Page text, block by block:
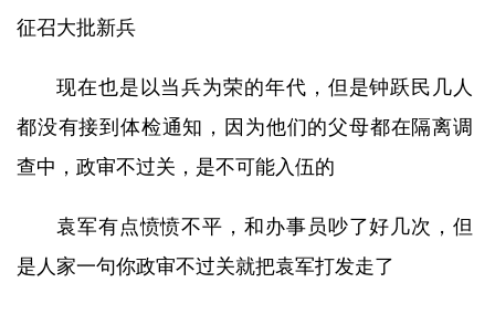
征召大批新兵
现在也是以当兵为荣的年代，但是钟跃民几人
都没有接到体检通知，因为他们的父母都在隔离调
查中，政审不过关，是不可能入伍的
袁军有点愤愤不平，和办事员吵了好几次，但
是人家一句你政审不过关就把袁军打发走了